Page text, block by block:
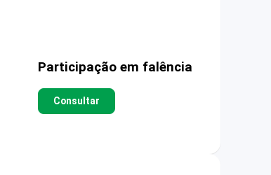
Participação em falência
Consultar